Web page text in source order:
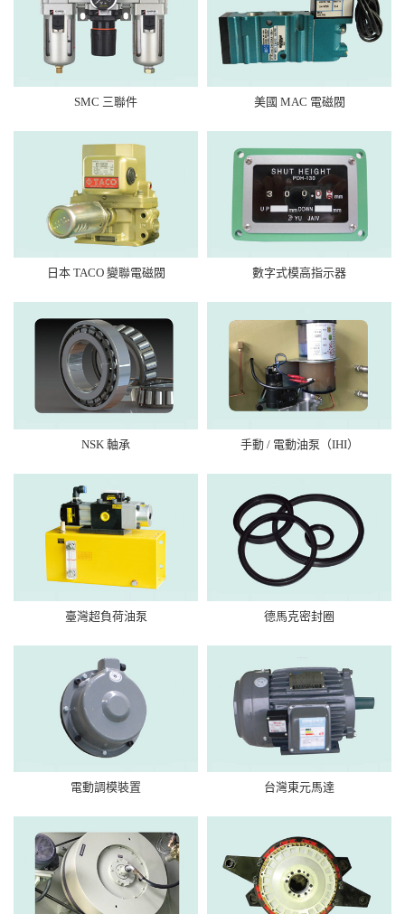
SMC 三聯件 美國 MAC 電磁閥
日本 TACO 變聯電磁閥 數字式模高指示器
NSK 軸承 手動 / 電動油泵（IHI）
臺灣超負荷油泵 德馬克密封圈
電動調模裝置 台灣東元馬達